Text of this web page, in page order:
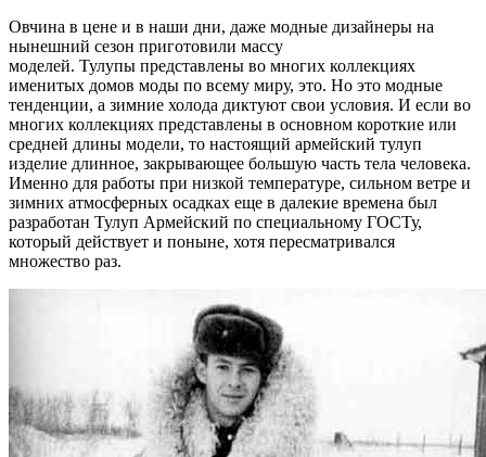
Овчина в цене и в наши дни, даже модные дизайнеры на
нынешний сезон приготовили массу
моделей. Тулупы представлены во многих коллекциях
именитых домов моды по всему миру, это. Но это модные
тенденции, а зимние холода диктуют свои условия. И если во
многих коллекциях представлены в основном короткие или
средней длины модели, то настоящий армейский тулуп
изделие длинное, закрывающее большую часть тела человека.
Именно для работы при низкой температуре, сильном ветре и
зимних атмосферных осадках еще в далекие времена был
разработан Тулуп Армейский по специальному ГОСТу,
который действует и поныне, хотя пересматривался
множество раз.